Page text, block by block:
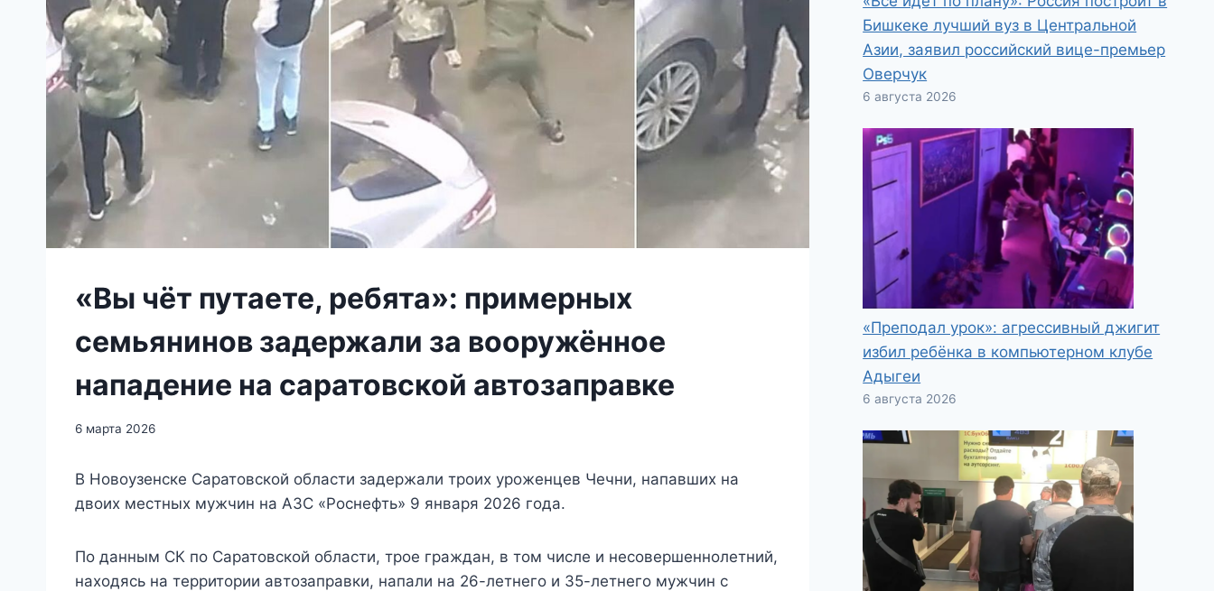
«Вы чёт путаете, ребята»: примерных
семьянинов задержали за вооружённое
нападение на саратовской автозаправке
6 марта 2026
В Новоузенске Саратовской области задержали троих уроженцев Чечни, напавших на
двоих местных мужчин на АЗС «Роснефть» 9 января 2026 года.
По данным СК по Саратовской области, трое граждан, в том числе и несовершеннолетний,
находясь на территории автозаправки, напали на 26-летнего и 35-летнего мужчин с
Бишкеке лучший вуз в Центральной
Азии, заявил российский вице-премьер
Оверчук
6 августа 2026
«Преподал урок»: агрессивный джигит
избил ребёнка в компьютерном клубе
Адыгеи
6 августа 2026